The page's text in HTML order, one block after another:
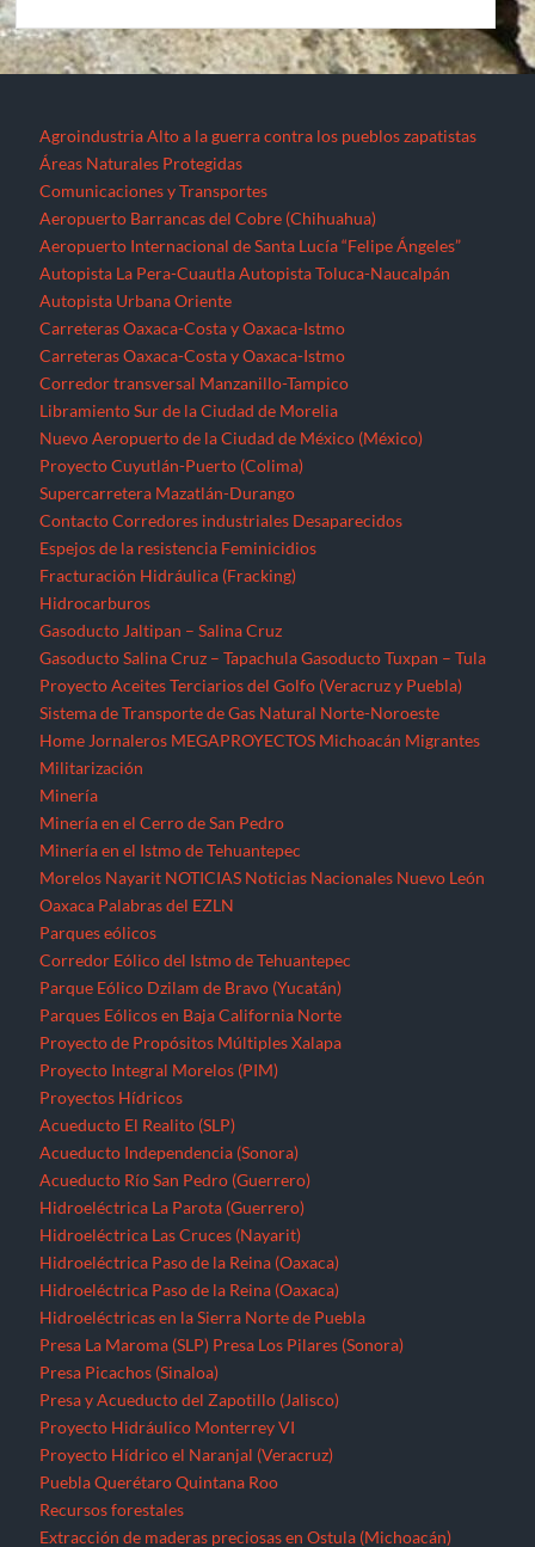
Agroindustria Alto a la guerra contra los pueblos zapatistas
Áreas Naturales Protegidas
Comunicaciones y Transportes
Aeropuerto Barrancas del Cobre (Chihuahua)
Aeropuerto Internacional de Santa Lucía “Felipe Ángeles”
Autopista La Pera-Cuautla Autopista Toluca-Naucalpán
Autopista Urbana Oriente
Carreteras Oaxaca-Costa y Oaxaca-Istmo
Carreteras Oaxaca-Costa y Oaxaca-Istmo
Corredor transversal Manzanillo-Tampico
Libramiento Sur de la Ciudad de Morelia
Nuevo Aeropuerto de la Ciudad de México (México)
Proyecto Cuyutlán-Puerto (Colima)
Supercarretera Mazatlán-Durango
Contacto Corredores industriales Desaparecidos
Espejos de la resistencia Feminicidios
Fracturación Hidráulica (Fracking)
Hidrocarburos
Gasoducto Jaltipan – Salina Cruz
Gasoducto Salina Cruz – Tapachula Gasoducto Tuxpan – Tula
Proyecto Aceites Terciarios del Golfo (Veracruz y Puebla)
Sistema de Transporte de Gas Natural Norte-Noroeste
Home Jornaleros MEGAPROYECTOS Michoacán Migrantes
Militarización
Minería
Minería en el Cerro de San Pedro
Minería en el Istmo de Tehuantepec
Morelos Nayarit NOTICIAS Noticias Nacionales Nuevo León
Oaxaca Palabras del EZLN
Parques eólicos
Corredor Eólico del Istmo de Tehuantepec
Parque Eólico Dzilam de Bravo (Yucatán)
Parques Eólicos en Baja California Norte
Proyecto de Propósitos Múltiples Xalapa
Proyecto Integral Morelos (PIM)
Proyectos Hídricos
Acueducto El Realito (SLP)
Acueducto Independencia (Sonora)
Acueducto Río San Pedro (Guerrero)
Hidroeléctrica La Parota (Guerrero)
Hidroeléctrica Las Cruces (Nayarit)
Hidroeléctrica Paso de la Reina (Oaxaca)
Hidroeléctrica Paso de la Reina (Oaxaca)
Hidroeléctricas en la Sierra Norte de Puebla
Presa La Maroma (SLP) Presa Los Pilares (Sonora)
Presa Picachos (Sinaloa)
Presa y Acueducto del Zapotillo (Jalisco)
Proyecto Hidráulico Monterrey VI
Proyecto Hídrico el Naranjal (Veracruz)
Puebla Querétaro Quintana Roo
Recursos forestales
Extracción de maderas preciosas en Ostula (Michoacán)